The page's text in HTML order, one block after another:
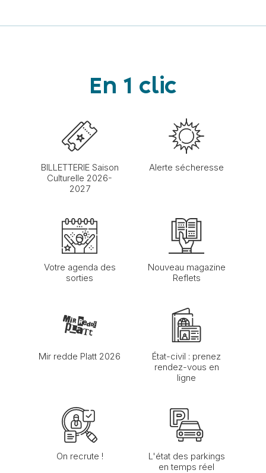
En 1 clic
BILLETTERIE Saison
Culturelle 2026-
2027
Alerte sécheresse
Votre agenda des
sorties
Nouveau magazine
Reflets
Mir redde Platt 2026
État-civil : prenez
rendez-vous en
ligne
On recrute !
L'état des parkings
en temps réel